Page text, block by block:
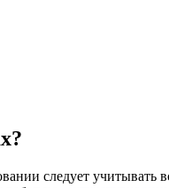
следует учитывать